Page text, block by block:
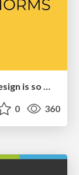
Breaking role norms: Why Content Design is so much more than writing copy - Taylor Woolridge
0 360